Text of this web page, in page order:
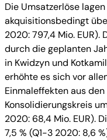
Die Umsatzerlöse
akquisitionsbedingt
2020: 797,4 Mio.
durch die geplanten
in Kwidzyn und
erhöhte es sich vor
Einmaleffekten aus
Konsolidierungskreis
2020: 68,4 Mio. EUR).
7,5 % (Q1-3 2020: 8,6